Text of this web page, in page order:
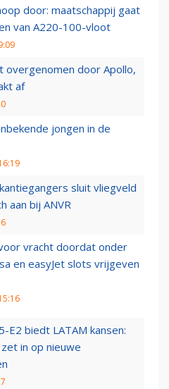
door: maatschappij gaat
van A220-100-vloot
overgenomen door Apollo,
af
jongen in de
sluit vliegveld
aan bij ANVR
vracht doordat onder
en easyJet slots vrijgeven
E2 biedt LATAM kansen:
in op nieuwe